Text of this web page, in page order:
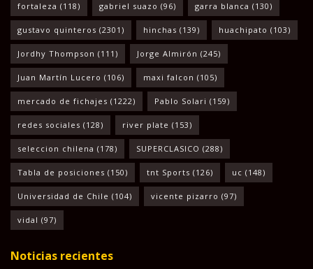
fortaleza (118) gabriel suazo (96) garra blanca (130)
gustavo quinteros (2301) hinchas (139) huachipato (103)
Jordhy Thompson (111) Jorge Almirón (245)
Juan Martín Lucero (106) maxi falcon (105)
mercado de fichajes (1222) Pablo Solari (159)
redes sociales (128) river plate (153)
seleccion chilena (178) SUPERCLASICO (288)
Tabla de posiciones (150) tnt Sports (126) uc (148)
Universidad de Chile (104) vicente pizarro (97)
vidal (97)
Noticias recientes